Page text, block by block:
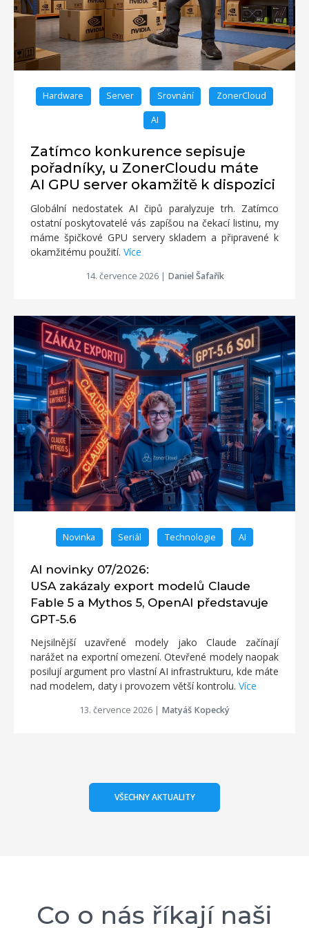
Hardware Server Srovnání ZonerCloud
AI
Zatímco konkurence sepisuje
pořadníky, u ZonerCloudu máte
AI GPU server okamžitě k dispozici
Globální nedostatek AI čipů paralyzuje trh. Zatímco
ostatní poskytovatelé vás zapíšou na čekací listinu, my
máme špičkové GPU servery skladem a připravené k
okamžitému použití. Více
14. července 2026| Daniel Šafařík
Novinka Seriál Technologie AI
AI novinky 07/2026:
USA zakázaly export modelů Claude
Fable 5 a Mythos 5, OpenAI představuje
GPT-5.6
Nejsilnější uzavřené modely jako Claude začínají
narážet na exportní omezení. Otevřené modely naopak
posilují argument pro vlastní AI infrastrukturu, kde máte
nad modelem, daty i provozem větší kontrolu. Více
13. července 2026 | Matyáš Kopecký
VŠECHNY AKTUALITY
Co o nás říkají naši